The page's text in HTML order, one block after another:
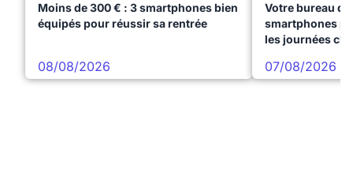
Moins de 300 € : 3 smartphones bien
équipés pour réussir sa rentrée
08/08/2026
Votre bureau
smartphones
les journées
07/08/2026